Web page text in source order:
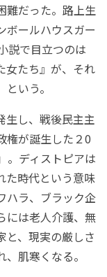
難だった。路上生
ボールハウスガー
説で目立つのは
女たち』が、それ
いう。
し、戦後民主主
権が誕生した２0
。ディストピアは
た時代という意味
ハラ、ブラック企
には老人介護、無
と、現実の厳しさ
肌寒くなる。